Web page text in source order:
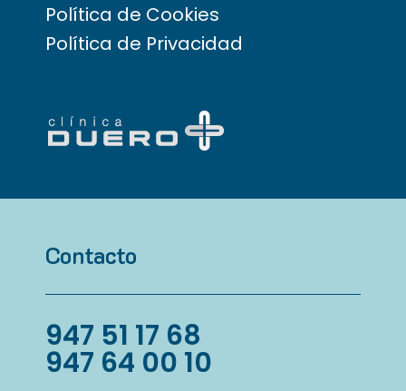
Política de Cookies
Política de Privacidad
Contacto
947 51 17 68
947 64 00 10